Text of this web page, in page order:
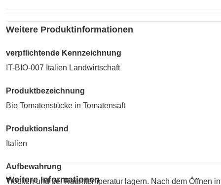
Weitere Produktinformationen
verpflichtende Kennzeichnung
IT-BIO-007 Italien Landwirtschaft
Produktbezeichnung
Bio Tomatenstücke in Tomatensaft
Produktionsland
Italien
Aufbewahrung
Trocken und bei Raumtemperatur lagern. Nach dem Öffnen
Weitere Informationen